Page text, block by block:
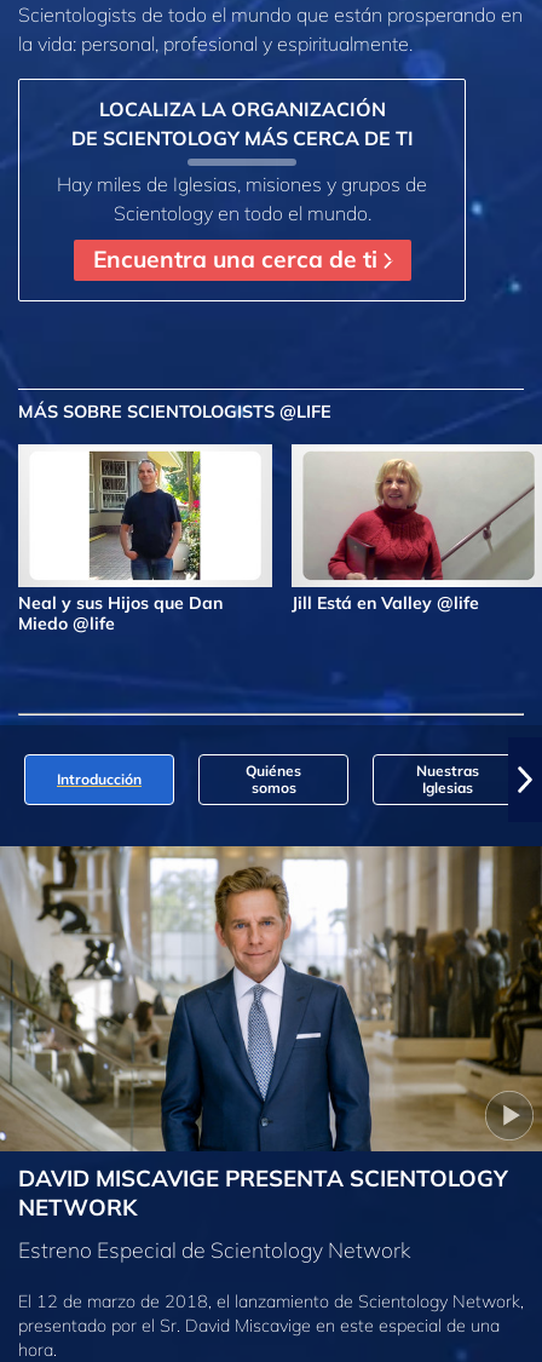
Scientologists de todo el mundo que están prosperando en
la vida: personal, profesional y espiritualmente.
LOCALIZA LA ORGANIZACIÓN
DE SCIENTOLOGY MÁS CERCA DE TI
Hay miles de Iglesias, misiones y grupos de
Scientology en todo el mundo.
Encuentra una cerca de ti
MÁS SOBRE SCIENTOLOGISTS @LIFE
Neal y sus Hijos que Dan
Miedo @life
Jill Está en Valley @life
Introducción
Quiénes
somos
Nuestras
Iglesias
DAVID MISCAVIGE PRESENTA SCIENTOLOGY
NETWORK
Estreno Especial de Scientology Network
El 12 de marzo de 2018, el lanzamiento de Scientology Network,
presentado por el Sr. David Miscavige en este especial de una
hora.